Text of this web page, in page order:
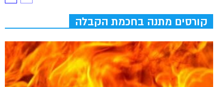
קורסים מתנה בחכמת הקבלה